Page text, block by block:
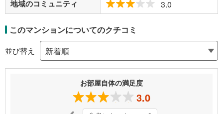
地域のコミュニティ 3.0
このマンションについてのクチコミ
並び替え
お部屋自体の満足度
3.0